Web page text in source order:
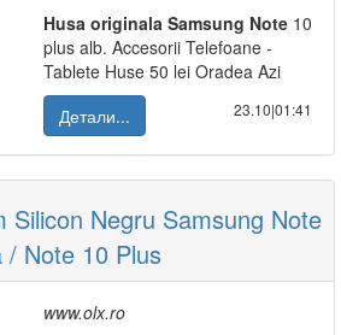
Husa originala Samsung Note 10
plus alb. Accesorii Telefoane -
Tablete Huse 50 lei Oradea Azi
Детали...
23.10|01:41
Silicon Negru Samsung Note
Note 10 Plus
www.olx.ro